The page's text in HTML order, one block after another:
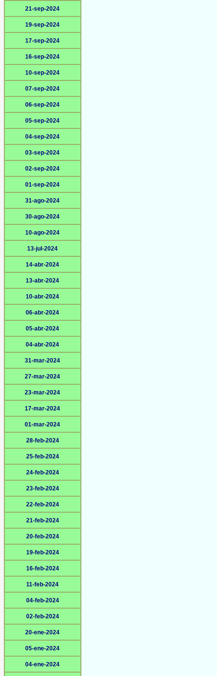
21-sep-2024
19-sep-2024
17-sep-2024
16-sep-2024
10-sep-2024
07-sep-2024
06-sep-2024
05-sep-2024
04-sep-2024
03-sep-2024
02-sep-2024
01-sep-2024
31-ago-2024
30-ago-2024
10-ago-2024
13-jul-2024
14-abr-2024
13-abr-2024
10-abr-2024
06-abr-2024
05-abr-2024
04-abr-2024
31-mar-2024
27-mar-2024
23-mar-2024
17-mar-2024
01-mar-2024
28-feb-2024
25-feb-2024
24-feb-2024
23-feb-2024
22-feb-2024
21-feb-2024
20-feb-2024
19-feb-2024
16-feb-2024
11-feb-2024
04-feb-2024
02-feb-2024
20-ene-2024
05-ene-2024
04-ene-2024